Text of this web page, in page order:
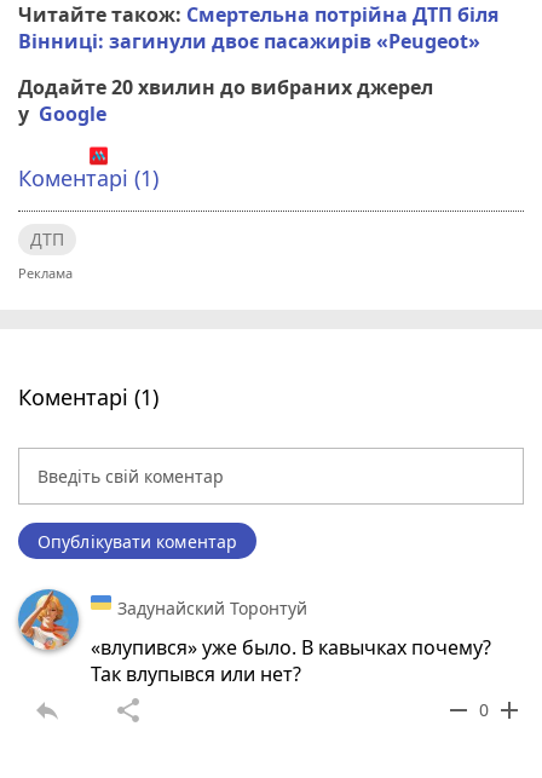
Читайте також: Смертельна потрійна ДТП біля
Вінниці: загинули двоє пасажирів «Peugeot»
Додайте 20 хвилин до вибраних джерел
у Google
Коментарі (1)
ДТП
Коментарі (1)
Опублікувати коментар
Задунайский Торонтуй
«влупився» уже было. В кавычках почему?
Так влупывся или нет?
reply share remove 0 add